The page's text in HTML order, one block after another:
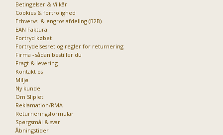
Betingelser & Vilkår
Cookies & fortrolighed
Erhvervs- & engros afdeling (B2B)
EAN Faktura
Fortryd købet
Fortrydelsesret og regler for returnering
Firma - sådan bestiller du
Fragt & levering
Kontakt os
Miljø
Ny kunde
Om Sliplet
Reklamation/RMA
Returneringsformular
Spørgsmål & svar
Åbningstider